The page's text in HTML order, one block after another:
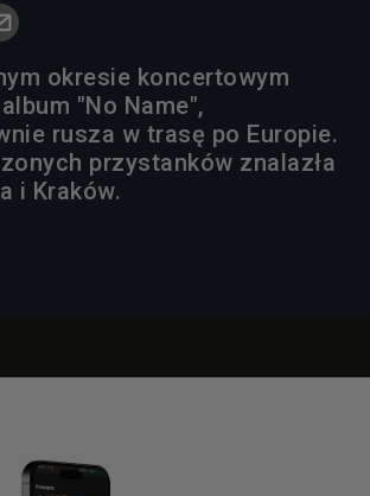
okresie koncertowym
"No Name",
rusza w trasę po Europie.
przystanków znalazła
i Kraków.